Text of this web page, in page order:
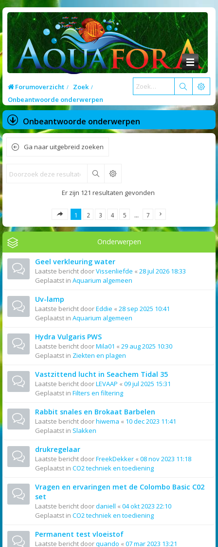
Forumoverzicht
Zoek
Onbeantwoorde onderwerpen
Onbeantwoorde onderwerpen
Ga naar uitgebreid zoeken
Zoek
Er zijn 121 resultaten gevonden
1 2 3 4 5 … 7
Onderwerpen
Geel verkleuring water
Laatste bericht doorVissenliefde « 28 jul 2026 18:33
Geplaatst in Aquarium algemeen
Uv-lamp
Laatste bericht doorEddie « 28 sep 2025 10:41
Geplaatst in Aquarium algemeen
Hydra Vulgaris PWS
Laatste bericht doorMila01 « 29 aug 2025 10:30
Geplaatst in Ziekten en plagen
Vastzittend lucht in Seachem Tidal 35
Laatste bericht doorLEVAAP « 09 jul 2025 15:31
Geplaatst in Filters en filtering
Rabbit snales en Brokaat Barbelen
Laatste bericht doorhiwema « 10 dec 2023 11:41
Geplaatst in Slakken
drukregelaar
Laatste bericht doorFreekDekker « 08 nov 2023 11:18
Geplaatst in CO2 techniek en toediening
Vragen en ervaringen met de Colombo Basic C02
set
Laatste bericht doordaniell « 04 okt 2023 22:10
Geplaatst in CO2 techniek en toediening
Permanent test vloeistof
Laatste bericht doorquando « 07 mar 2023 13:21